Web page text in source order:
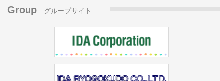
Group グループサイト